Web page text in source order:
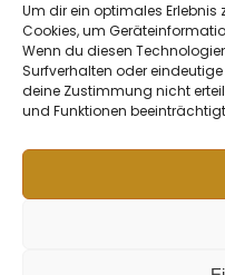
Um dir ein optimales Erlebnis
Cookies, um
Wenn du diesen
Surfverhalten oder
deine Zustimmung nicht
und Funktionen